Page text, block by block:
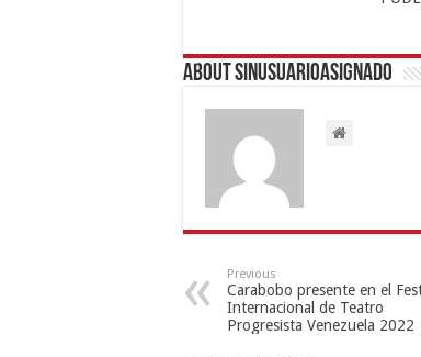
About sinusuarioasignado
Previous
Carabobo presente en el
Internacional de Teatro
Progresista Venezuela 2022